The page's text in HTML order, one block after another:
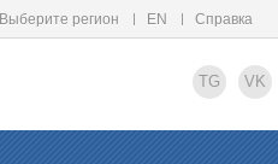
Выберите регион EN Справка
TG VK